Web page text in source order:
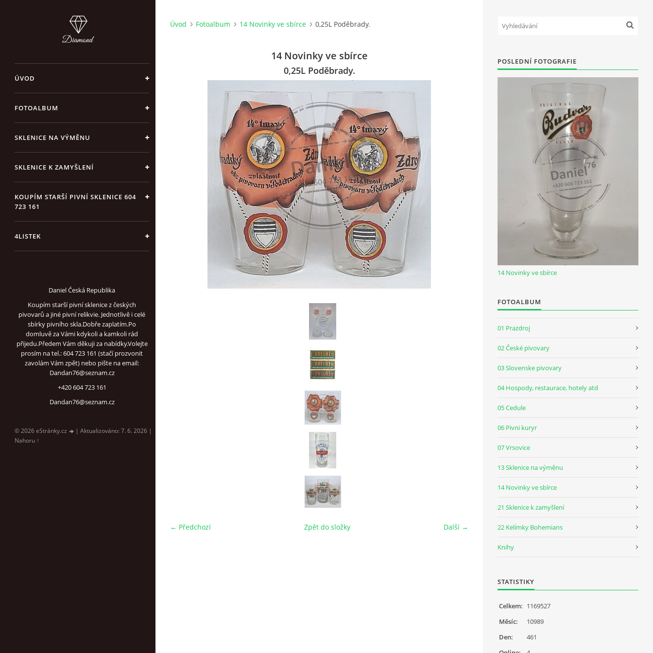
ÚVOD
FOTOALBUM
SKLENICE NA VÝMĚNU
SKLENICE K ZAMYŠLENÍ
KOUPÍM STARŠÍ PIVNÍ SKLENICE 604
723 161
4LISTEK
Daniel Česká Republika
Koupím starší pivní sklenice z českých
pivovarů a jiné pivní relikvie. Jednotlivě i celé
sbírky pivního skla.Dobře zaplatím.Po
domluvě za Vámi kdykoli a kamkoli rád
přijedu.Předem Vám děkuji za nabídky.Volejte
prosím na tel.: 604 723 161 (stačí prozvonit
zavolám Vám zpět) nebo pište na email:
Dandan76@seznam.cz
+420 604 723 161
Dandan76@seznam.cz
© 2026 eStránky.cz | Aktualizováno: 7. 6. 2026 |
Nahoru ↑
Úvod Fotoalbum 14 Novinky ve sbírce 0,25L Poděbrady.
14 Novinky ve sbírce
0,25L Poděbrady.
← Předchozí Další →
Zpět do složky
POSLEDNÍ FOTOGRAFIE
14 Novinky ve sbírce
FOTOALBUM
01 Prazdroj
02 České pivovary
03 Slovenske pivovary
04 Hospody, restaurace, hotely atd
05 Cedule
06 Pivni kuryr
07 Vrsovice
13 Sklenice na výměnu
14 Novinky ve sbírce
21 Sklenice k zamyšlení
22 Kelímky Bohemians
Knihy
STATISTIKY
Celkem: 1169527
Měsíc:
10989
Den:
461